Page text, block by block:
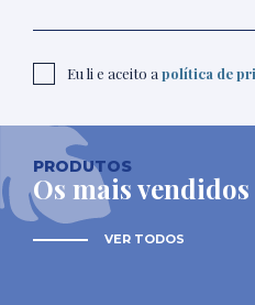
Eu li e aceito a política de
PRODUTOS
Os mais vendidos
VER TODOS